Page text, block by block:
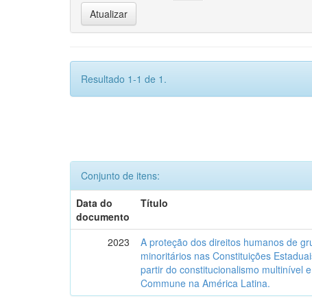
Resultado 1-1 de 1.
Conjunto de itens:
Data do
documento
Título
2023
A proteção dos direitos humanos de
minoritários nas Constituições
partir do constitucionalismo multinível
Commune na América Latina.